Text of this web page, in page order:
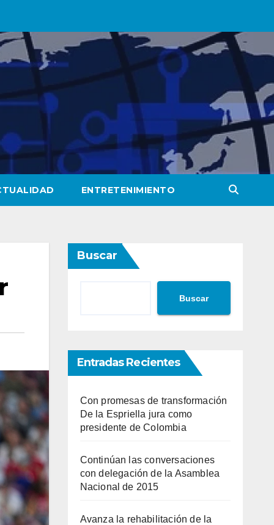
ENTRETENIMIENTO
Buscar
Buscar
Entradas Recientes
Con promesas de transformación
De la Espriella jura como
presidente de Colombia
Continúan las conversaciones
con delegación de la Asamblea
Nacional de 2015
Avanza la rehabilitación de la